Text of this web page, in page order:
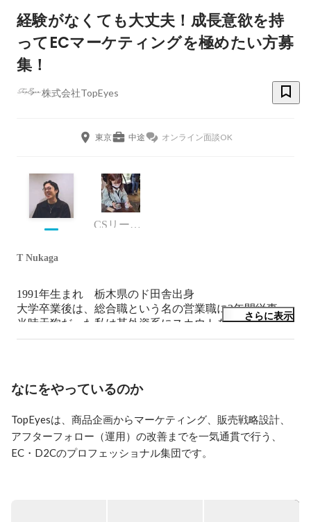
経験がなくても大丈夫！成長意欲を持
ってECマーケティングを極めたい方募
集！
株式会社TopEyes
東京 中途 オンライン面談OK
CSリーダー/マーケティング
T Nukaga
1991年生まれ　栃木県のド田舎出身
大学卒業後は、総合職という名の営業職に3年間従事。
当時天狗だった私は某外資系にスカウトを受け転職。
たった1年で挫折し、元々興味のあったマーケティング
年前から通販マーケにどっぷり浸かってます！
コモディティ化が進む今、画期的なアイディアなんてな
かなかありません。
「できない理由を探すより、やってみればいい」
さらに表示
なにをやっているのか
TopEyesは、商品企画からマーケティング、販売戦略設計、
アフターフォロー（運用）の改善までを一気通貫で行う、
EC・D2Cのプロフェッショナル集団です。